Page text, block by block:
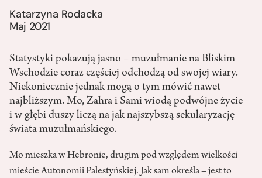
Katarzyna Rodacka
Maj 2021
Statystyki pokazują jasno – muzułmanie na Bliskim
Wschodzie coraz częściej odchodzą od swojej wiary.
Niekoniecznie jednak mogą o tym mówić nawet
najbliższym. Mo, Zahra i Sami wiodą podwójne życie
i w głębi duszy liczą na jak najszybszą sekularyzację
świata muzułmańskiego.
Mo mieszka w Hebronie, drugim pod względem wielkości
mieście Autonomii Palestyńskiej. Jak sam określa – jest to